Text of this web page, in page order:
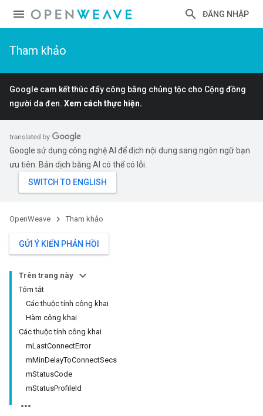
ĐĂNG NHẬP
Tham khảo
Google cam kết thúc đẩy công bằng chủng tộc cho Cộng đồng
người da đen. Xem cách thực hiện.
Google sử dụng công nghệ AI để dịch nội dung sang ngôn ngữ bạn
ưu tiên. Bản dịch bằng AI có thể có lỗi.
OpenWeave Tham khảo
GỬI Ý KIẾN PHẢN HỒI
Trên trang này
Tóm tắt
Các thuộc tính công khai
Hàm công khai
Các thuộc tính công khai
mLastConnectError
mMinDelayToConnectSecs
mStatusCode
mStatusProfileId